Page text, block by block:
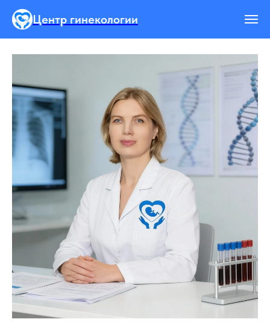
Центр гинекологии